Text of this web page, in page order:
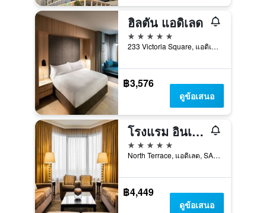
ฮิลตัน แอดิเลด
5 ดาว
233 Victoria Square, แอดิเลด, SA, ออสเตรเลีย
฿3,576
ดูข้อเสนอ
โรงแรม อินเตอร์คอนติเนนตัล แอดิเลด บาย IHG
5 ดาว
North Terrace, แอดิเลด, SA, ออสเตรเลีย
฿4,449
ดูข้อเสนอ